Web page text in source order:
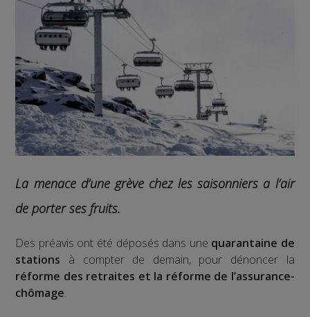
La menace d’une grève chez les saisonniers a l’air
de porter ses fruits.
Des préavis ont été déposés dans une quarantaine de
stations à compter de demain, pour dénoncer la
réforme des retraites et la réforme de l’assurance-
chômage.